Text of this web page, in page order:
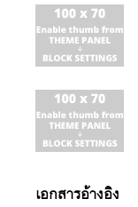
เอกสารอ้างอิง